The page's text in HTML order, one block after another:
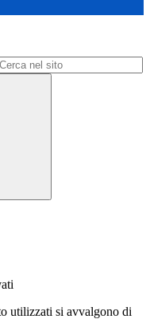
utilizzati si avvalgono di